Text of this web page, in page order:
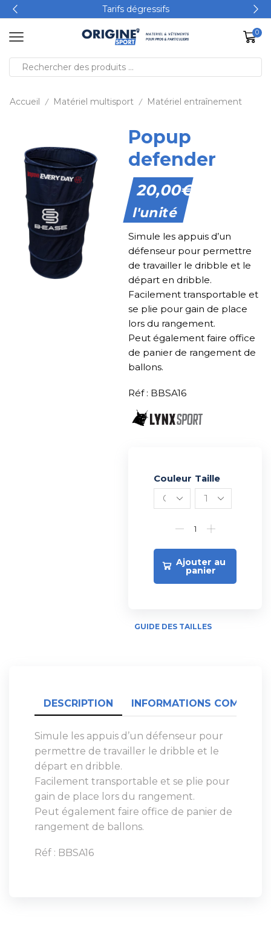
Tarifs dégressifs
0
Accueil / Matériel multisport / Matériel entraînement
Popup
defender
20,00€
l'unité
Simule les appuis d’un
défenseur pour permettre
de travailler le dribble et le
départ en dribble.
Facilement transportable et
se plie pour gain de place
lors du rangement.
Peut également faire office
de panier de rangement de
ballons.
Réf : BBSA16
Couleur Taille
Ajouter au
panier
Alternative:
GUIDE DES TAILLES
DESCRIPTION INFORMATIONS
Simule les appuis d’un défenseur pour
permettre de travailler le dribble et le
départ en dribble.
Facilement transportable et se plie pour
gain de place lors du rangement.
Peut également faire office de panier de
rangement de ballons.
Réf : BBSA16